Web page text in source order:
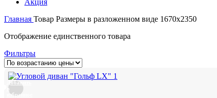
Главная Товар Размеры в разложенном виде 1670х2350
Отображение единственного товара
Фильтры
Добавить
в
избранное